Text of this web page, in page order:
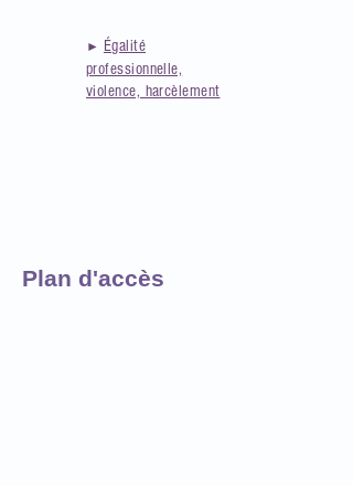
► Égalité
professionnelle,
violence, harcèlement
Plan d'accès